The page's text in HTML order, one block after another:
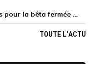
HoYoverse ouvre les inscriptions pour la bêta fermée de Honkai : Nexus Anima
TOUTE L'ACTU